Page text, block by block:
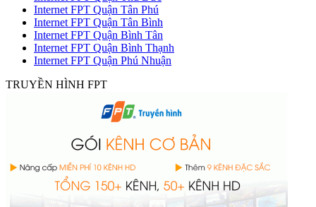
Internet FPT Quận Tân Phú
Internet FPT Quận Tân Bình
Internet FPT Quận Bình Tân
Internet FPT Quận Bình Thạnh
Internet FPT Quận Phú Nhuận
TRUYỀN HÌNH FPT